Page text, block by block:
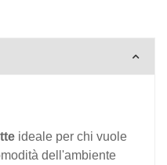
ideale per chi vuole
dell'ambiente